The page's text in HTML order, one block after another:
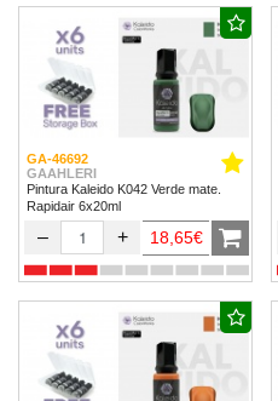
GA-46692
GAAHLERI
Pintura Kaleido K042 Verde mate.
Rapidair 6x20ml
– + 18,65€